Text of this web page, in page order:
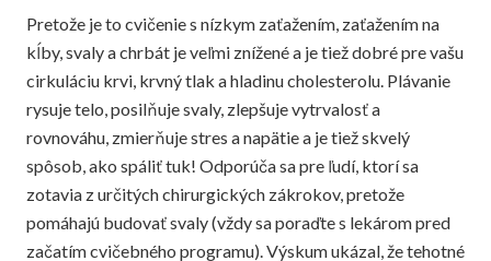
Pretože je to cvičenie s nízkym zaťažením, zaťažením na
kĺby, svaly a chrbát je veľmi znížené a je tiež dobré pre vašu
cirkuláciu krvi, krvný tlak a hladinu cholesterolu. Plávanie
rysuje telo, posilňuje svaly, zlepšuje vytrvalosť a
rovnováhu, zmierňuje stres a napätie a je tiež skvelý
spôsob, ako spáliť tuk! Odporúča sa pre ľudí, ktorí sa
zotavia z určitých chirurgických zákrokov, pretože
pomáhajú budovať svaly (vždy sa poraďte s lekárom pred
začatím cvičebného programu). Výskum ukázal, že tehotné